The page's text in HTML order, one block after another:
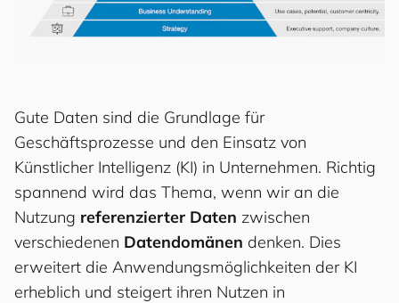
Gute Daten sind die Grundlage für
Geschäftsprozesse und den Einsatz von
Künstlicher Intelligenz (KI) in Unternehmen. Richtig
spannend wird das Thema, wenn wir an die
Nutzung referenzierter Daten zwischen
verschiedenen Datendomänen denken. Dies
erweitert die Anwendungsmöglichkeiten der KI
erheblich und steigert ihren Nutzen in